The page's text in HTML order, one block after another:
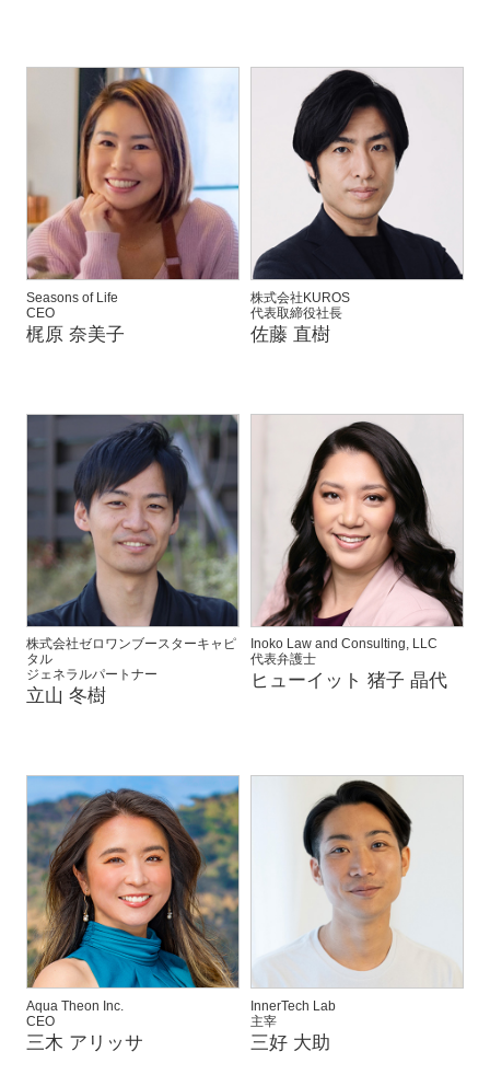
Seasons of Life
CEO
梶原 奈美子
株式会社KUROS
代表取締役社長
佐藤 直樹
株式会社ゼロワンブースターキャピ
タル
ジェネラルパートナー
立山 冬樹
Inoko Law and Consulting, LLC
代表弁護士
ヒューイット 猪子 晶代
Aqua Theon Inc.
CEO
三木 アリッサ
InnerTech Lab
主宰
三好 大助